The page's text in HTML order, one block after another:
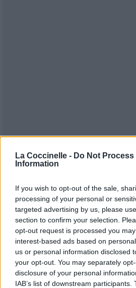
La Coccinelle - Do Not Process
Information
If you wish to opt-out of the sale,
processing of your personal or
targeted advertising by us, please
section to confirm your selection.
opt-out request is processed you
interest-based ads based on
us or personal information disclosed
your opt-out. You may separately
disclosure of your personal
IAB’s list of downstream
Publié parMary Kelly Nemo 6396
2008 à 12h41.
Albums : Enchant
Commentaires